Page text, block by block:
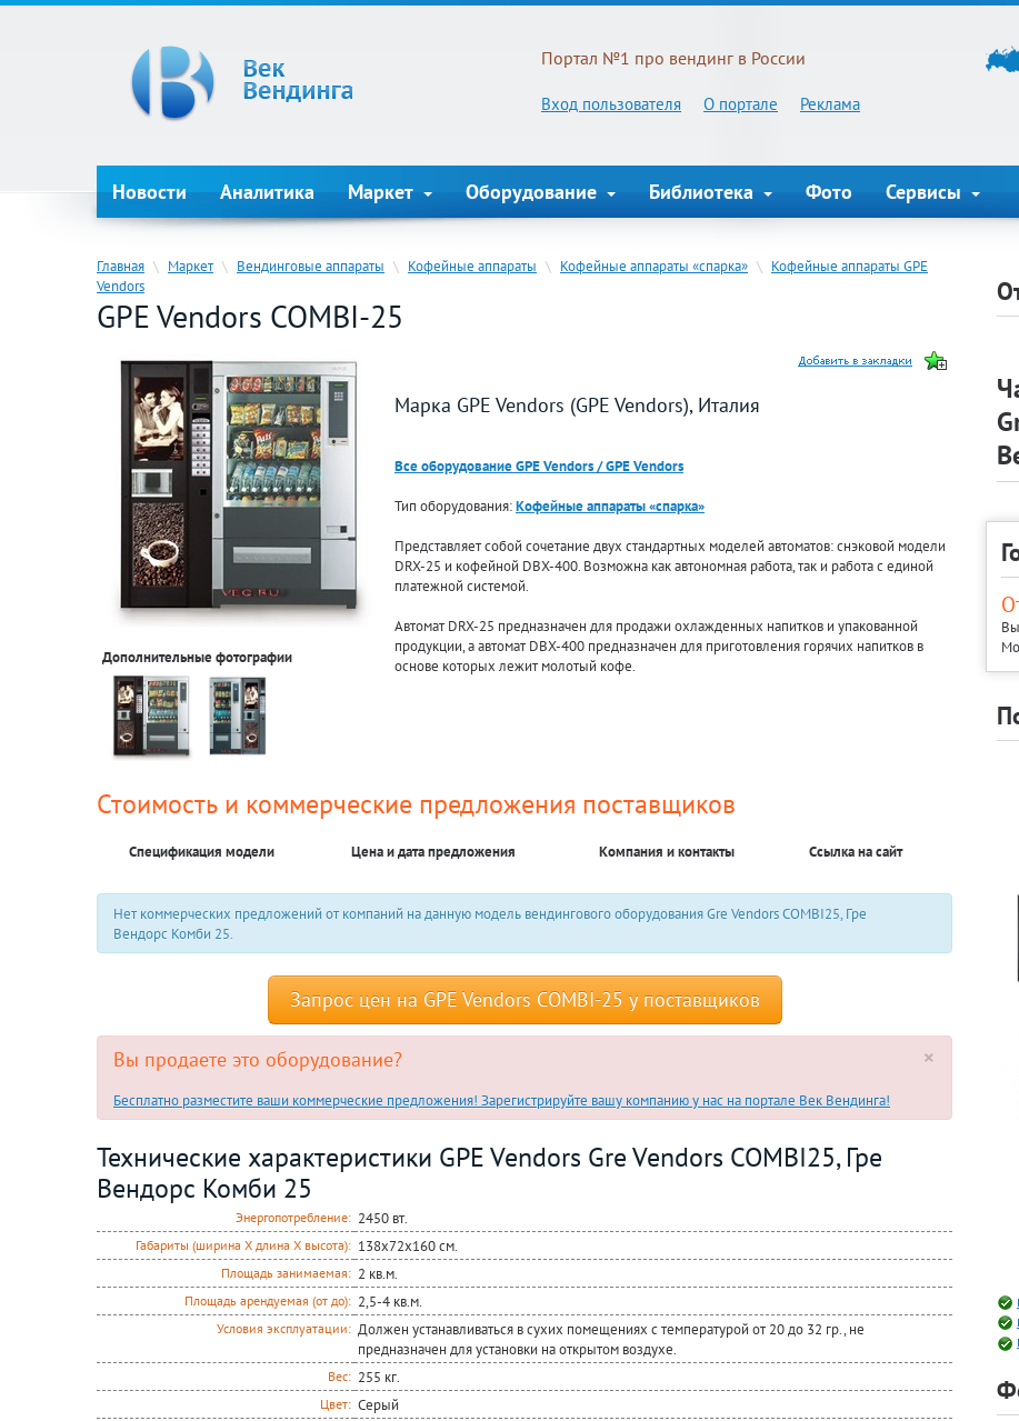
Портал №1 про вендинг в России
Вход пользователя О портале Реклама
Новости Аналитика Маркет Оборудование Библиотека Фото Сервисы
Главная \ Маркет \ Вендинговые аппараты \ Кофейные аппараты \ Кофейные аппараты «спарка» \ Кофейные аппараты GPE
Vendors
GPE Vendors COMBI-25
Дополнительные фотографии
Марка GPE Vendors (GPE Vendors), Италия
Все оборудование GPE Vendors / GPE Vendors
Тип оборудования:Кофейные аппараты «спарка»
Представляет собой сочетание двух стандартных моделей автоматов: снэковой модели
DRX-25 и кофейной DBX-400. Возможна как автономная работа, так и работа с единой
платежной системой.
Автомат DRX-25 предназначен для продажи охлажденных напитков и упакованной
продукции, а автомат DBX-400 предназначен для приготовления горячих напитков в
основе которых лежит молотый кофе.
Стоимость и коммерческие предложения поставщиков
Спецификация модели Цена и дата предложения Компания и контакты Ссылка на сайт
Нет коммерческих предложений от компаний на данную модель вендингового оборудования Gre Vendors COMBI25, Гре
Вендорс Комби 25.
Запрос цен на GPE Vendors COMBI-25 у поставщиков
×
Вы продаете это оборудование?
Бесплатно разместите ваши коммерческие предложения! Зарегистрируйте вашу компанию у нас на портале Век Вендинга!
Технические характеристики GPE Vendors Gre Vendors COMBI25, Гре
Вендорс Комби 25
Энергопотребление: 2450 вт.
Габариты (ширина Х длина Х высота): 138х72х160 см.
Площадь занимаемая: 2 кв.м.
Площадь арендуемая (от до): 2,5-4 кв.м.
Условия эксплуатации: Должен устанавливаться в сухих помещениях с температурой от 20 до 32 гр., не
предназначен для установки на открытом воздухе.
Вес: 255 кг.
Цвет: Серый